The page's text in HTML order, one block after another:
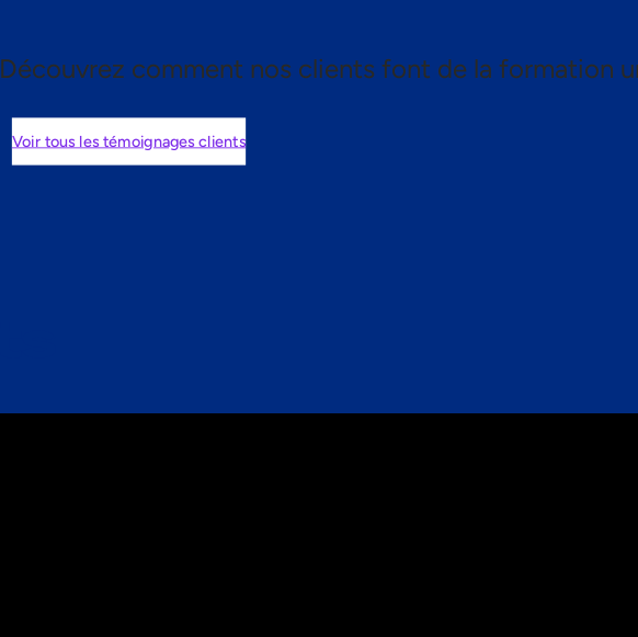
Découvrez comment nos clients font de la formation
Voir tous les témoignages clients